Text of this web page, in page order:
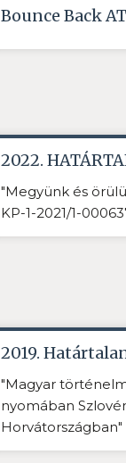
Bounce Back
2022.
"Megyünk és
KP-1-2021/1-
2019.
"Magyar
nyomában
Horvátországban"